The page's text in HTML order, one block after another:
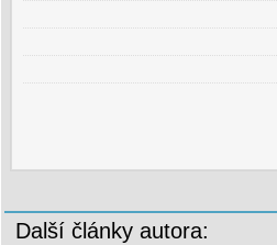
Další články autora: